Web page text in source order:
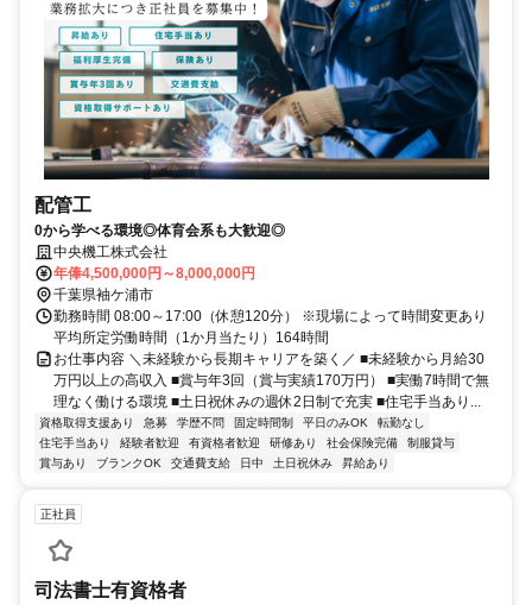
配管工
0から学べる環境◎体育会系も大歓迎◎
中央機工株式会社
年俸4,500,000円～8,000,000円
千葉県袖ケ浦市
勤務時間 08:00～17:00（休憩120分） ※現場によって時間変更あり
平均所定労働時間（1か月当たり）164時間
お仕事内容 ＼未経験から長期キャリアを築く／ ■未経験から月給30
万円以上の高収入 ■賞与年3回（賞与実績170万円） ■実働7時間で無
理なく働ける環境 ■土日祝休みの週休2日制で充実 ■住宅手当あり...
資格取得支援あり 急募 学歴不問 固定時間制 平日のみOK
転勤なし
住宅手当あり
経験者歓迎 有資格者歓迎 研修あり 社会保険完備
制服貸与
賞与あり
ブランクOK 交通費支給 日中 土日祝休み 昇給あり
正社員
司法書士有資格者